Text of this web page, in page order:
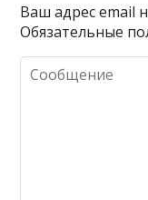
Ваш адрес email
Обязательные